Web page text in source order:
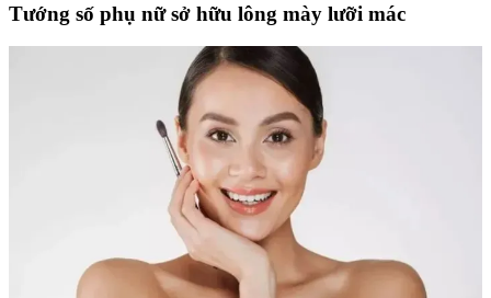
Tướng số phụ nữ sở hữu lông mày lưỡi mác